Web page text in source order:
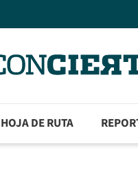
HOJA DE RUTA